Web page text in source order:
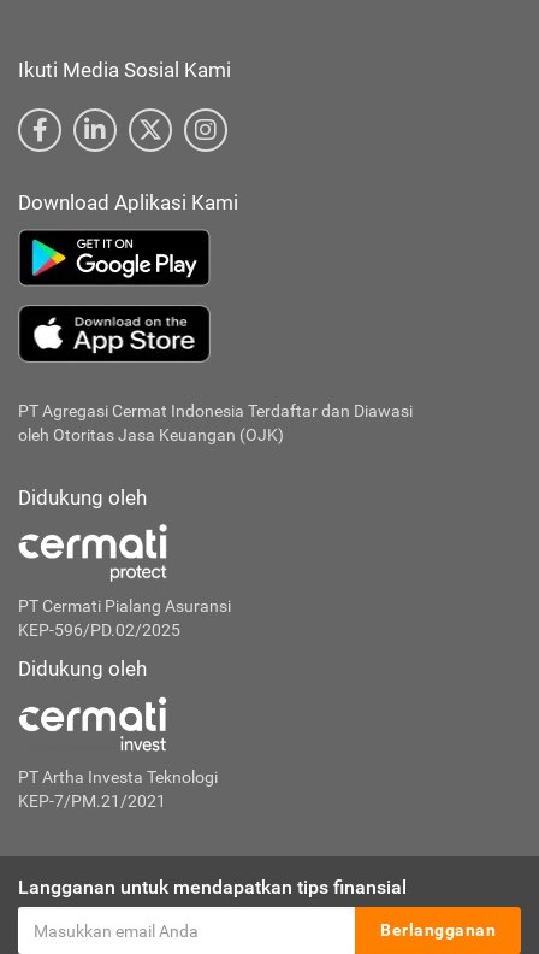
Ikuti Media Sosial Kami
Download Aplikasi Kami
PT Agregasi Cermat Indonesia Terdaftar dan Diawasi
oleh Otoritas Jasa Keuangan (OJK)
Didukung oleh
PT Cermati Pialang Asuransi
KEP-596/PD.02/2025
Didukung oleh
PT Artha Investa Teknologi
KEP-7/PM.21/2021
Langganan untuk mendapatkan tips finansial
Berlangganan